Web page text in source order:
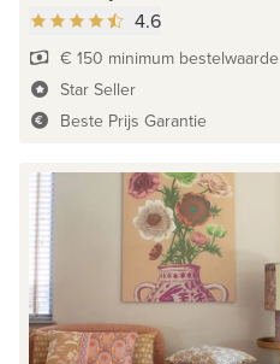
4.6
€ 150 minimum bestelwaarde
Star Seller
Beste Prijs Garantie